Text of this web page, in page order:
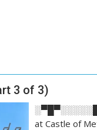
3 of 3)
at Castle of